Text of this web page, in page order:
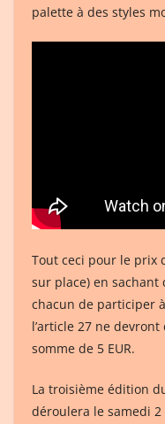
palette à des styles
Tout ceci pour le prix
sur place) en
chacun de participer
l’article 27 ne
somme de 5 EUR.
La troisième édition
déroulera le samedi